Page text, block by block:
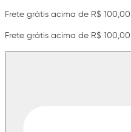
Frete grátis acima de R$ 100,00
Frete grátis acima de R$ 100,00